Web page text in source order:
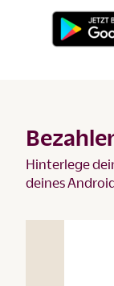
Hinterlege
deines